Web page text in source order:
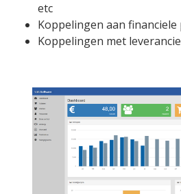
etc
Koppelingen aan
Koppelingen met